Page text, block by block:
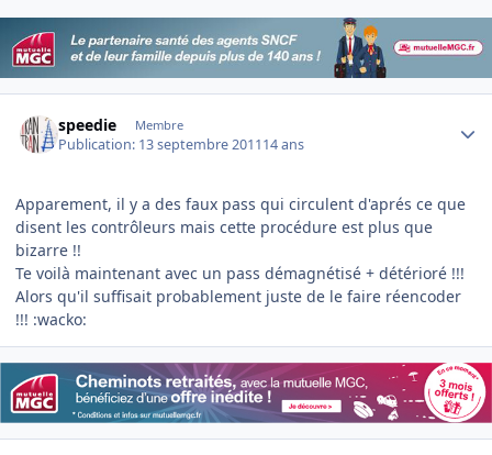
speedie Membre
Publication: 13 septembre 201114 ans
Apparement, il y a des faux pass qui circulent d'aprés ce que
disent les contrôleurs mais cette procédure est plus que
bizarre !!
Te voilà maintenant avec un pass démagnétisé + détérioré !!!
Alors qu'il suffisait probablement juste de le faire réencoder
!!! :wacko: